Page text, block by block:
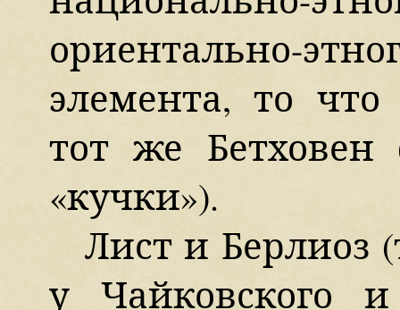
ориентально-
элемента, то что
тот же
«кучки»).
Лист и
у Чайковского